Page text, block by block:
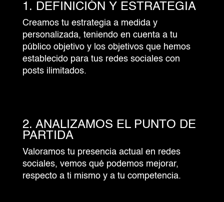
1. DEFINICIÓN Y ESTRATEGIA
Creamos tu estrategia a medida y
personalizada, teniendo en cuenta a tu
público objetivo y los objetivos que hemos
establecido para tus redes sociales con
posts ilimitados.
2. ANALIZAMOS EL PUNTO DE
PARTIDA
Valoramos tu presencia actual en redes
sociales, vemos qué podemos mejorar,
respecto a ti mismo y a tu competencia.